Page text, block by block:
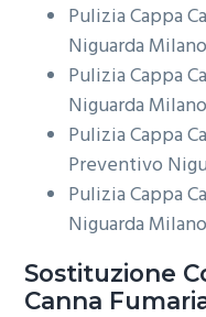
Pulizia Cappa
Niguarda Milano
Pulizia Cappa
Niguarda Milano
Pulizia Cappa
Preventivo
Pulizia Cappa
Niguarda Milano
Sostituzione
Canna